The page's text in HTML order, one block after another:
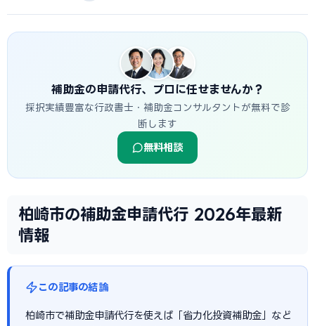
補助金の申請代行、プロに任せませんか？
採択実績豊富な行政書士・補助金コンサルタントが無料で診
断します
無料相談
柏崎市の補助金申請代行 2026年最新
情報
この記事の結論
柏崎市で補助金申請代行を使えば「省力化投資補助金」など